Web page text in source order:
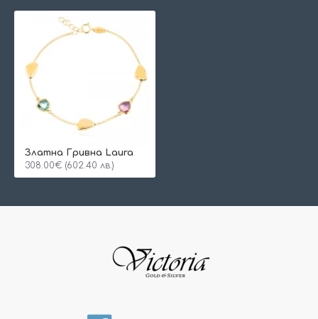
Златна Гривна Laura
308.00€ (602.40 лв.)